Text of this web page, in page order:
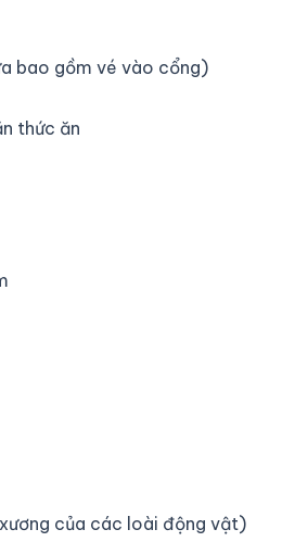
bao gồm vé vào cổng)
thức ăn
của các loài động vật)